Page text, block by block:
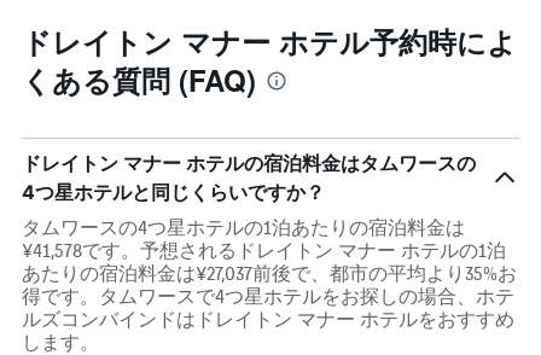
ドレイトン マナー ホテル予約時によ
くある質問 (FAQ)
ドレイトン マナー ホテルの宿泊料金はタムワースの
4つ星ホテルと同じくらいですか？
タムワースの4つ星ホテルの1泊あたりの宿泊料金は
¥41,578です。予想されるドレイトン マナー ホテルの1泊
あたりの宿泊料金は¥27,037前後で、都市の平均より35%お
得です。タムワースで4つ星ホテルをお探しの場合、ホテ
ルズコンバインドはドレイトン マナー ホテルをおすすめ
します。